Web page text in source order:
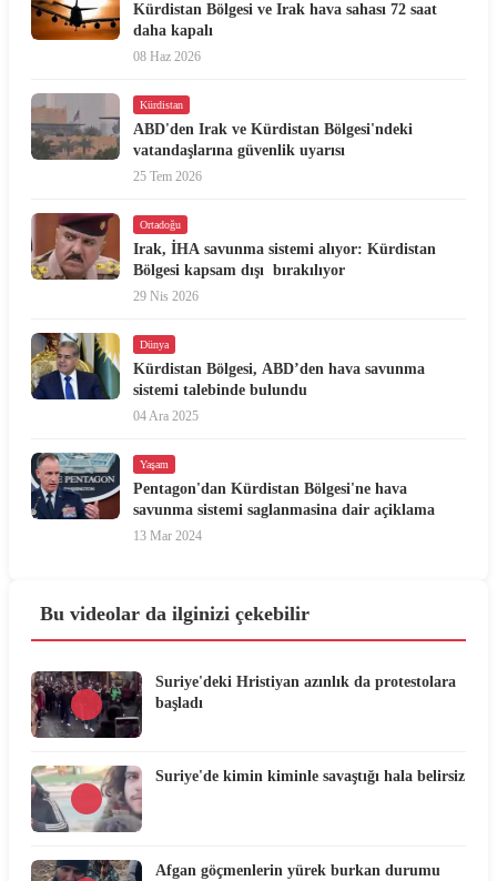
Kürdistan Bölgesi ve Irak hava sahası 72 saat
daha kapalı
08 Haz 2026
Kürdistan
ABD'den Irak ve Kürdistan Bölgesi'ndeki
vatandaşlarına güvenlik uyarısı
25 Tem 2026
Ortadoğu
Irak, İHA savunma sistemi alıyor: Kürdistan
Bölgesi kapsam dışı bırakılıyor
29 Nis 2026
Dünya
Kürdistan Bölgesi, ABD’den hava savunma
sistemi talebinde bulundu
04 Ara 2025
Yaşam
Pentagon'dan Kürdistan Bölgesi'ne hava
savunma sistemi saglanmasina dair açiklama
13 Mar 2024
Bu videolar da ilginizi çekebilir
Suriye'deki Hristiyan azınlık da protestolara
başladı
Suriye'de kimin kiminle savaştığı hala belirsiz
Afgan göçmenlerin yürek burkan durumu